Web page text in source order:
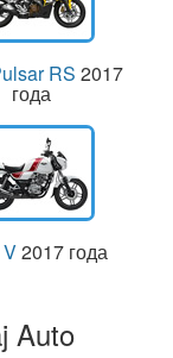
RS 2017
года
2017 года
Auto